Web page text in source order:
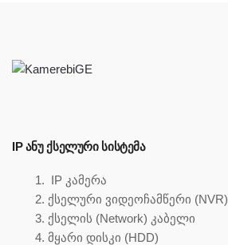
IP ᲐᲜᲣ ᲥᲡᲔᲚᲣᲠᲘ ᲡᲘᲡᲢᲔᲛᲐ
IP კამერა
ქსელური ვიდეოჩამწერი (NVR)
ქსელის (Network) კაბელი
მყარი დისკი (HDD)